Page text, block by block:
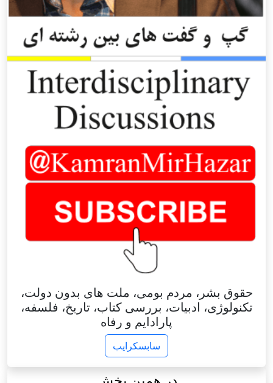
حقوق بشر، مردم بومی، ملت های بدون دولت،
تکنولوژی، ادبیات، بررسی کتاب، تاریخ، فلسفه،
پارادایم و رفاه
سابسکرایب